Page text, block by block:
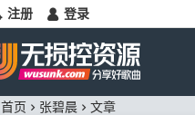
注册 登录
首页 张碧晨 文章